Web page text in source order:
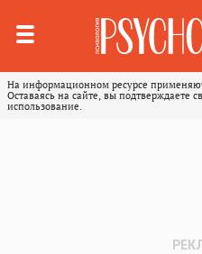
На информационном ресурсе
Оставаясь на сайте, вы подтверждаете
использование.